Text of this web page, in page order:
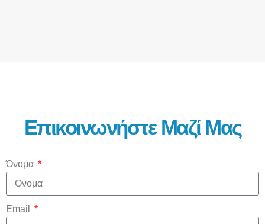
Επικοινωνήστε Μαζί Μας
Όνομα
Email